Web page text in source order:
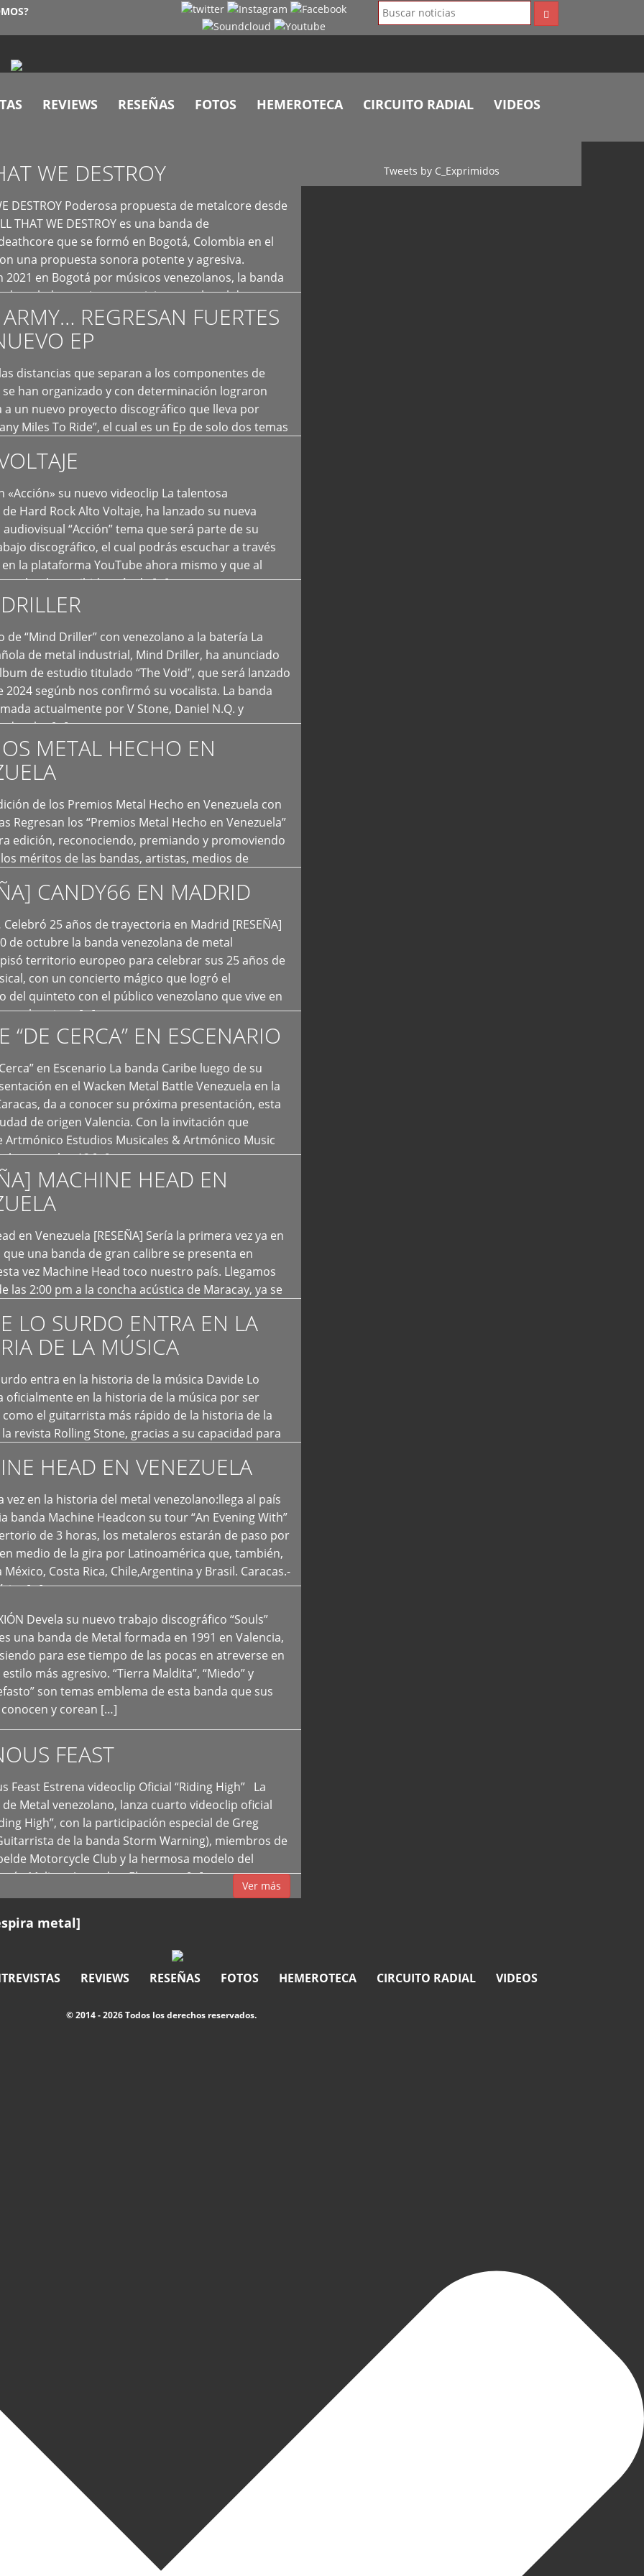
REVIEWS RESEÑAS FOTOS HEMEROTECA CIRCUITO RADIAL VIDEOS
WE DESTROY
DESTROY Poderosa propuesta de metalcore desde
THAT WE DESTROY es una banda de
que se formó en Bogotá, Colombia en el
una propuesta sonora potente y agresiva.
2021 en Bogotá por músicos venezolanos, la banda
demoledores, ritmos vertiginosos y breakdowns
creando […]REGRESAN FUERTES
EP
distancias que separan a los componentes de
se han organizado y con determinación lograron
a un nuevo proyecto discográfico que lleva por
Miles To Ride”, el cual es un Ep de solo dos temas
[…]
«Acción» su nuevo videoclip La talentosa
Hard Rock Alto Voltaje, ha lanzado su nueva
“Acción” tema que será parte de su
discográfico, el cual podrás escuchar a través
la plataforma YouTube ahora mismo y que al
ya ha recibido más de […]
de “Mind Driller” con venezolano a la batería La
de metal industrial, Mind Driller, ha anunciado
de estudio titulado “The Void”, que será lanzado
2024 segúnb nos confirmó su vocalista. La banda
actualmente por V Stone, Daniel N.Q. y
a las […]
METAL HECHO EN
de los Premios Metal Hecho en Venezuela con
Regresan los “Premios Metal Hecho en Venezuela”
edición, reconociendo, premiando y promoviendo
méritos de las bandas, artistas, medios de
tendencias del metal y […]
CANDY66 EN MADRID
Celebró 25 años de trayectoria en Madrid [RESEÑA]
de octubre la banda venezolana de metal
territorio europeo para celebrar sus 25 años de
con un concierto mágico que logró el
del quinteto con el público venezolano que vive en
que los sigue […]
“DE CERCA” EN ESCENARIO
en Escenario La banda Caribe luego de su
en el Wacken Metal Battle Venezuela en la
da a conocer su próxima presentación, esta
de origen Valencia. Con la invitación que
Artmónico Estudios Musicales & Artmónico Music
cumplen 12 […]
MACHINE HEAD EN
en Venezuela [RESEÑA] Sería la primera vez ya en
una banda de gran calibre se presenta en
vez Machine Head toco nuestro país. Llegamos
las 2:00 pm a la concha acústica de Maracay, ya se
LO SURDO ENTRA EN LA
DE LA MÚSICA
entra en la historia de la música Davide Lo
oficialmente en la historia de la música por ser
el guitarrista más rápido de la historia de la
revista Rolling Stone, gracias a su capacidad para
HEAD EN VENEZUELA
vez en la historia del metal venezolano:llega al país
banda Machine Headcon su tour “An Evening With”
de 3 horas, los metaleros estarán de paso por
medio de la gira por Latinoamérica que, también,
México, Costa Rica, Chile,Argentina y Brasil. Caracas.-
[…]
Devela su nuevo trabajo discográfico “Souls”
una banda de Metal formada en 1991 en Valencia,
para ese tiempo de las pocas en atreverse en
más agresivo. “Tierra Maldita”, “Miedo” y
son temas emblema de esta banda que sus
y corean […]
FEAST
Feast Estrena videoclip Oficial “Riding High” La
Metal venezolano, lanza cuarto videoclip oficial
High”, con la participación especial de Greg
de la banda Storm Warning), miembros de
Motorcycle Club y la hermosa modelo del
Melissa Acevedo. El potente […]
Ver más
Tweets by C_Exprimidos
metal]
REVIEWS RESEÑAS FOTOS HEMEROTECA CIRCUITO RADIAL VIDEOS
© 2014 - 2026 Todos los derechos reservados.